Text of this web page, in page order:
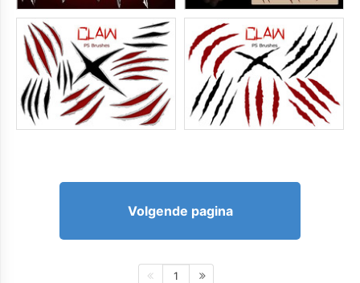
Volgende pagina
1